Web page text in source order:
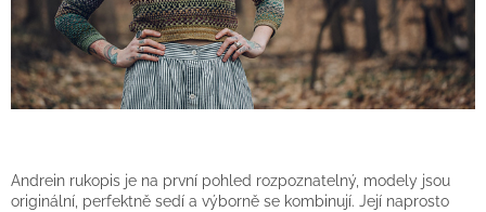
Andrein rukopis je na první pohled rozpoznatelný, modely jsou
originální, perfektně sedí a výborně se kombinují. Její naprosto